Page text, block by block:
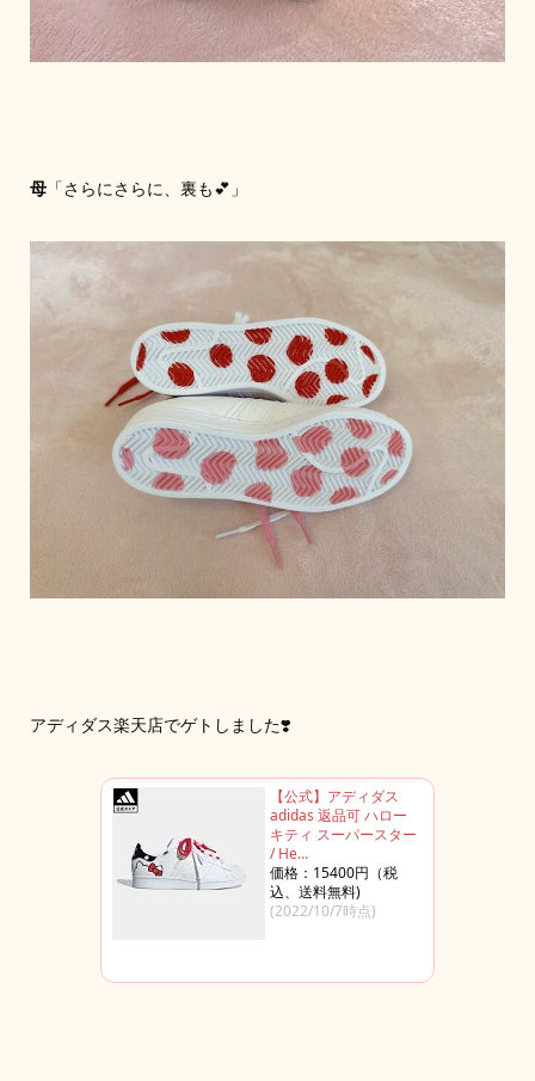
母「さらにさらに、裏も💕」
アディダス楽天店でゲトしました❣️
【公式】アディダス
adidas 返品可 ハロー
キティ スーパースター
/ He…
価格：15400円（税
込、送料無料)
(2022/10/7時点)